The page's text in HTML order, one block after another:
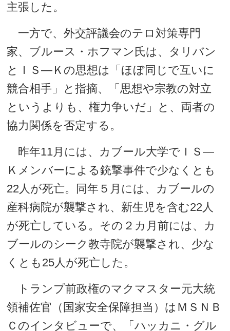
主張した。
一方で、外交評議会のテロ対策専門
家、ブルース・ホフマン氏は、タリバン
とＩＳ―Ｋの思想は「ほぼ同じで互いに
競合相手」と指摘、「思想や宗教の対立
というよりも、権力争いだ」と、両者の
協力関係を否定する。
昨年11月には、カブール大学でＩＳ―
Ｋメンバーによる銃撃事件で少なくとも
22人が死亡。同年５月には、カブールの
産科病院が襲撃され、新生児を含む22人
が死亡している。その２カ月前には、カ
ブールのシーク教寺院が襲撃され、少な
くとも25人が死亡した。
トランプ前政権のマクマスター元大統
領補佐官（国家安全保障担当）はＭＳＮＢ
Ｃのインタビューで、「ハッカニ・グル